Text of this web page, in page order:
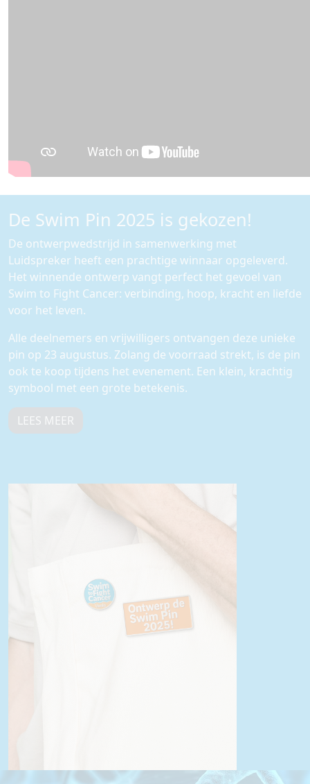
De Swim Pin 2025 is gekozen!
De ontwerpwedstrijd in samenwerking met
Luidspreker heeft een prachtige winnaar opgeleverd.
Het winnende ontwerp vangt perfect het gevoel van
Swim to Fight Cancer: verbinding, hoop, kracht en liefde
voor het leven.
Alle deelnemers en vrijwilligers ontvangen deze unieke
pin op 23 augustus. Zolang de voorraad strekt, is de pin
ook te koop tijdens het evenement. Een klein, krachtig
symbool met een grote betekenis.
LEES MEER